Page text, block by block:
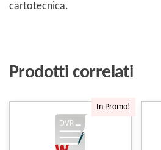
cartotecnica.
Prodotti correlati
In Promo!